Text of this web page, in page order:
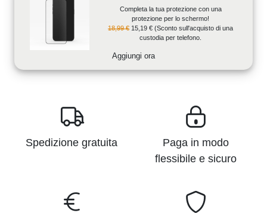
Completa la tua protezione con una
protezione per lo schermo!
18,99 € 15,19 € (Sconto sull'acquisto di una
custodia per telefono.
Aggiungi ora
Spedizione gratuita
Paga in modo
flessibile e sicuro